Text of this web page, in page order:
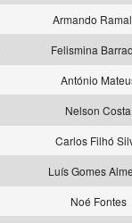
Armando
Felismina
António
Nelson Costa
Carlos Filhó
Luís Gomes
Noé Fontes